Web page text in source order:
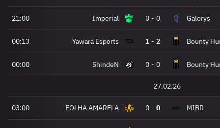
21:00 Imperial 0 - 0 Galorys
00:13 Yawara Esports 1 - 2 Bounty
00:00 ShindeN 0 - 0 Bounty
27.02.26
03:00 FOLHA AMARELA 0 - 0 MIBR